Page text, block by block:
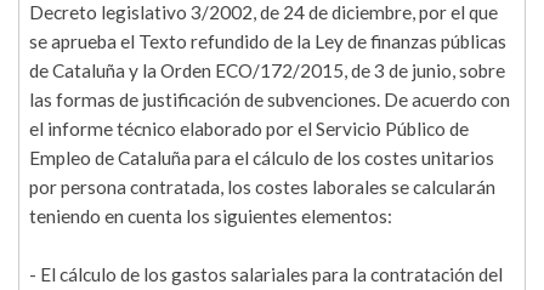
Decreto legislativo 3/2002, de 24 de diciembre, por el que
se aprueba el Texto refundido de la Ley de finanzas públicas
de Cataluña y la Orden ECO/172/2015, de 3 de junio, sobre
las formas de justificación de subvenciones. De acuerdo con
el informe técnico elaborado por el Servicio Público de
Empleo de Cataluña para el cálculo de los costes unitarios
por persona contratada, los costes laborales se calcularán
teniendo en cuenta los siguientes elementos:
- El cálculo de los gastos salariales para la contratación del